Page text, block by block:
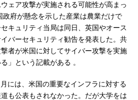
ェア攻撃が実施される可能性が高まっ
府が懸念を示した産業は農業だけで
キュリティ当局は同日、英国やオース
バーセキュリティ勧告を発表した。共
者が米国に対してサイバー攻撃を実施
」という記載がある 。
には、米国の重要なインフラに対する
も公表もされなかった。だが大学をは